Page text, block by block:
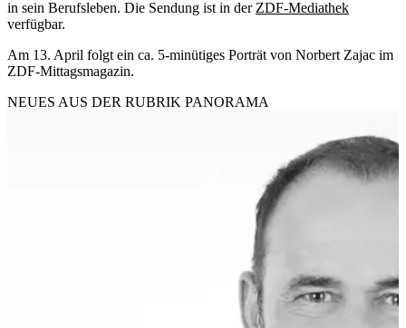
in sein Berufsleben. Die Sendung ist in der ZDF-Mediathek
verfügbar.
Am 13. April folgt ein ca. 5-minütiges Porträt von Norbert Zajac im
ZDF-Mittagsmagazin.
NEUES AUS DER RUBRIK PANORAMA